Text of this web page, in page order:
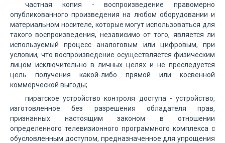
частная копия - воспроизведение правомерно
опубликованного произведения на любом оборудовании и
материальном носителе, которые могут использоваться для
такого воспроизведения, независимо от того, является ли
используемый процесс аналоговым или цифровым, при
условии, что воспроизведение осуществляется физическим
лицом исключительно в личных целях и не преследуется
цель получения какой-либо прямой или косвенной
коммерческой выгоды;
пиратское устройство контроля доступа - устройство,
изготовленное без разрешения обладателя прав,
признанных настоящим законом в отношении
определенного телевизионного программного комплекса с
обусловленным доступом, предназначенное для упрощения